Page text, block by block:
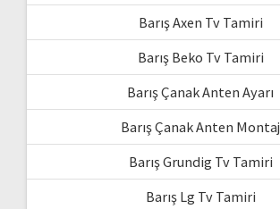
Barış Axen Tv Tamiri
Barış Beko Tv Tamiri
Barış Çanak Anten Ayarı
Barış Çanak Anten Montaj
Barış Grundig Tv Tamiri
Barış Lg Tv Tamiri